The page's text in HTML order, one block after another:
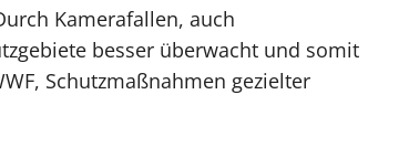
Kamerafallen, auch
besser überwacht und somit
Schutzmaßnahmen gezielter